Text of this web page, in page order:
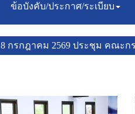
ข้อบังคับ/ประกาศ/ระเบียบ
8 กรกฎาคม 2569 ประชุม คณะก